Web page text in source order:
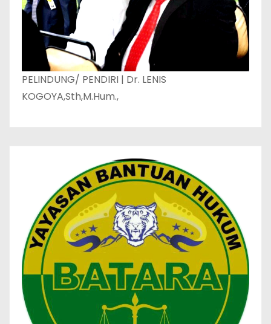
PELINDUNG/ PENDIRI | Dr. LENIS
KOGOYA,Sth,M.Hum.,